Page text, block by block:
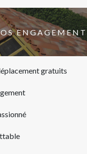
gratuits